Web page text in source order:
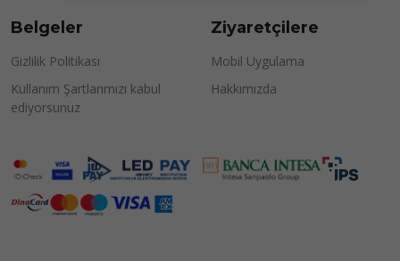
Belgeler
Gizlilik Politikası
Kullanım Şartlarımızı kabul
ediyorsunuz
Ziyaretçilere
Mobil Uygulama
Hakkımızda